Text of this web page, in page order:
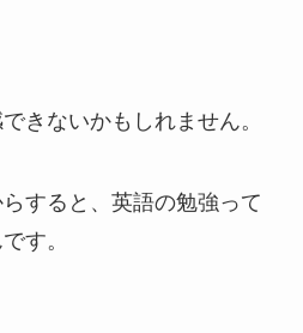
きないかもしれません。
すると、英語の勉強って
す。